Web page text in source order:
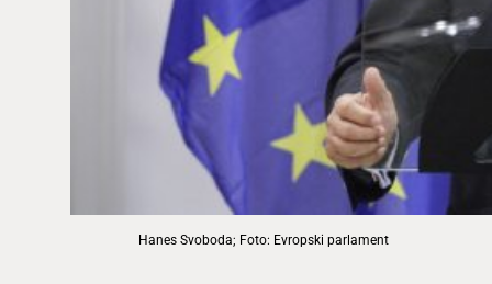
Hanes Svoboda; Foto: Evropski parlament